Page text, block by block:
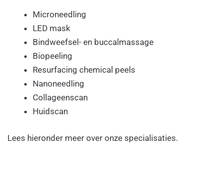
Microneedling
LED mask
Bindweefsel- en buccalmassage
Biopeeling
Resurfacing chemical peels
Nanoneedling
Collageenscan
Huidscan
Lees hieronder meer over onze specialisaties.